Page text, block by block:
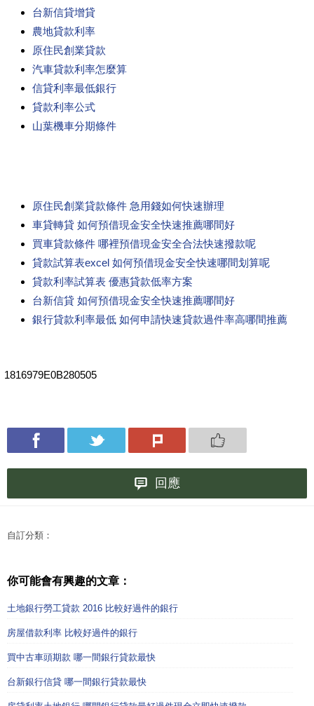
台新信貸增貸
農地貸款利率
原住民創業貸款
汽車貸款利率怎麼算
信貸利率最低銀行
貸款利率公式
山葉機車分期條件
原住民創業貸款條件 急用錢如何快速辦理
車貸轉貸 如何預借現金安全快速推薦哪間好
買車貸款條件 哪裡預借現金安全合法快速撥款呢
貸款試算表excel 如何預借現金安全快速哪間划算呢
貸款利率試算表 優惠貸款低率方案
台新信貸 如何預借現金安全快速推薦哪間好
銀行貸款利率最低 如何申請快速貸款過件率高哪間推薦
1816979E0B280505
回應
自訂分類：
你可能會有興趣的文章：
土地銀行勞工貸款 2016 比較好過件的銀行
房屋借款利率 比較好過件的銀行
買中古車頭期款 哪一間銀行貸款最快
台新銀行信貸 哪一間銀行貸款最快